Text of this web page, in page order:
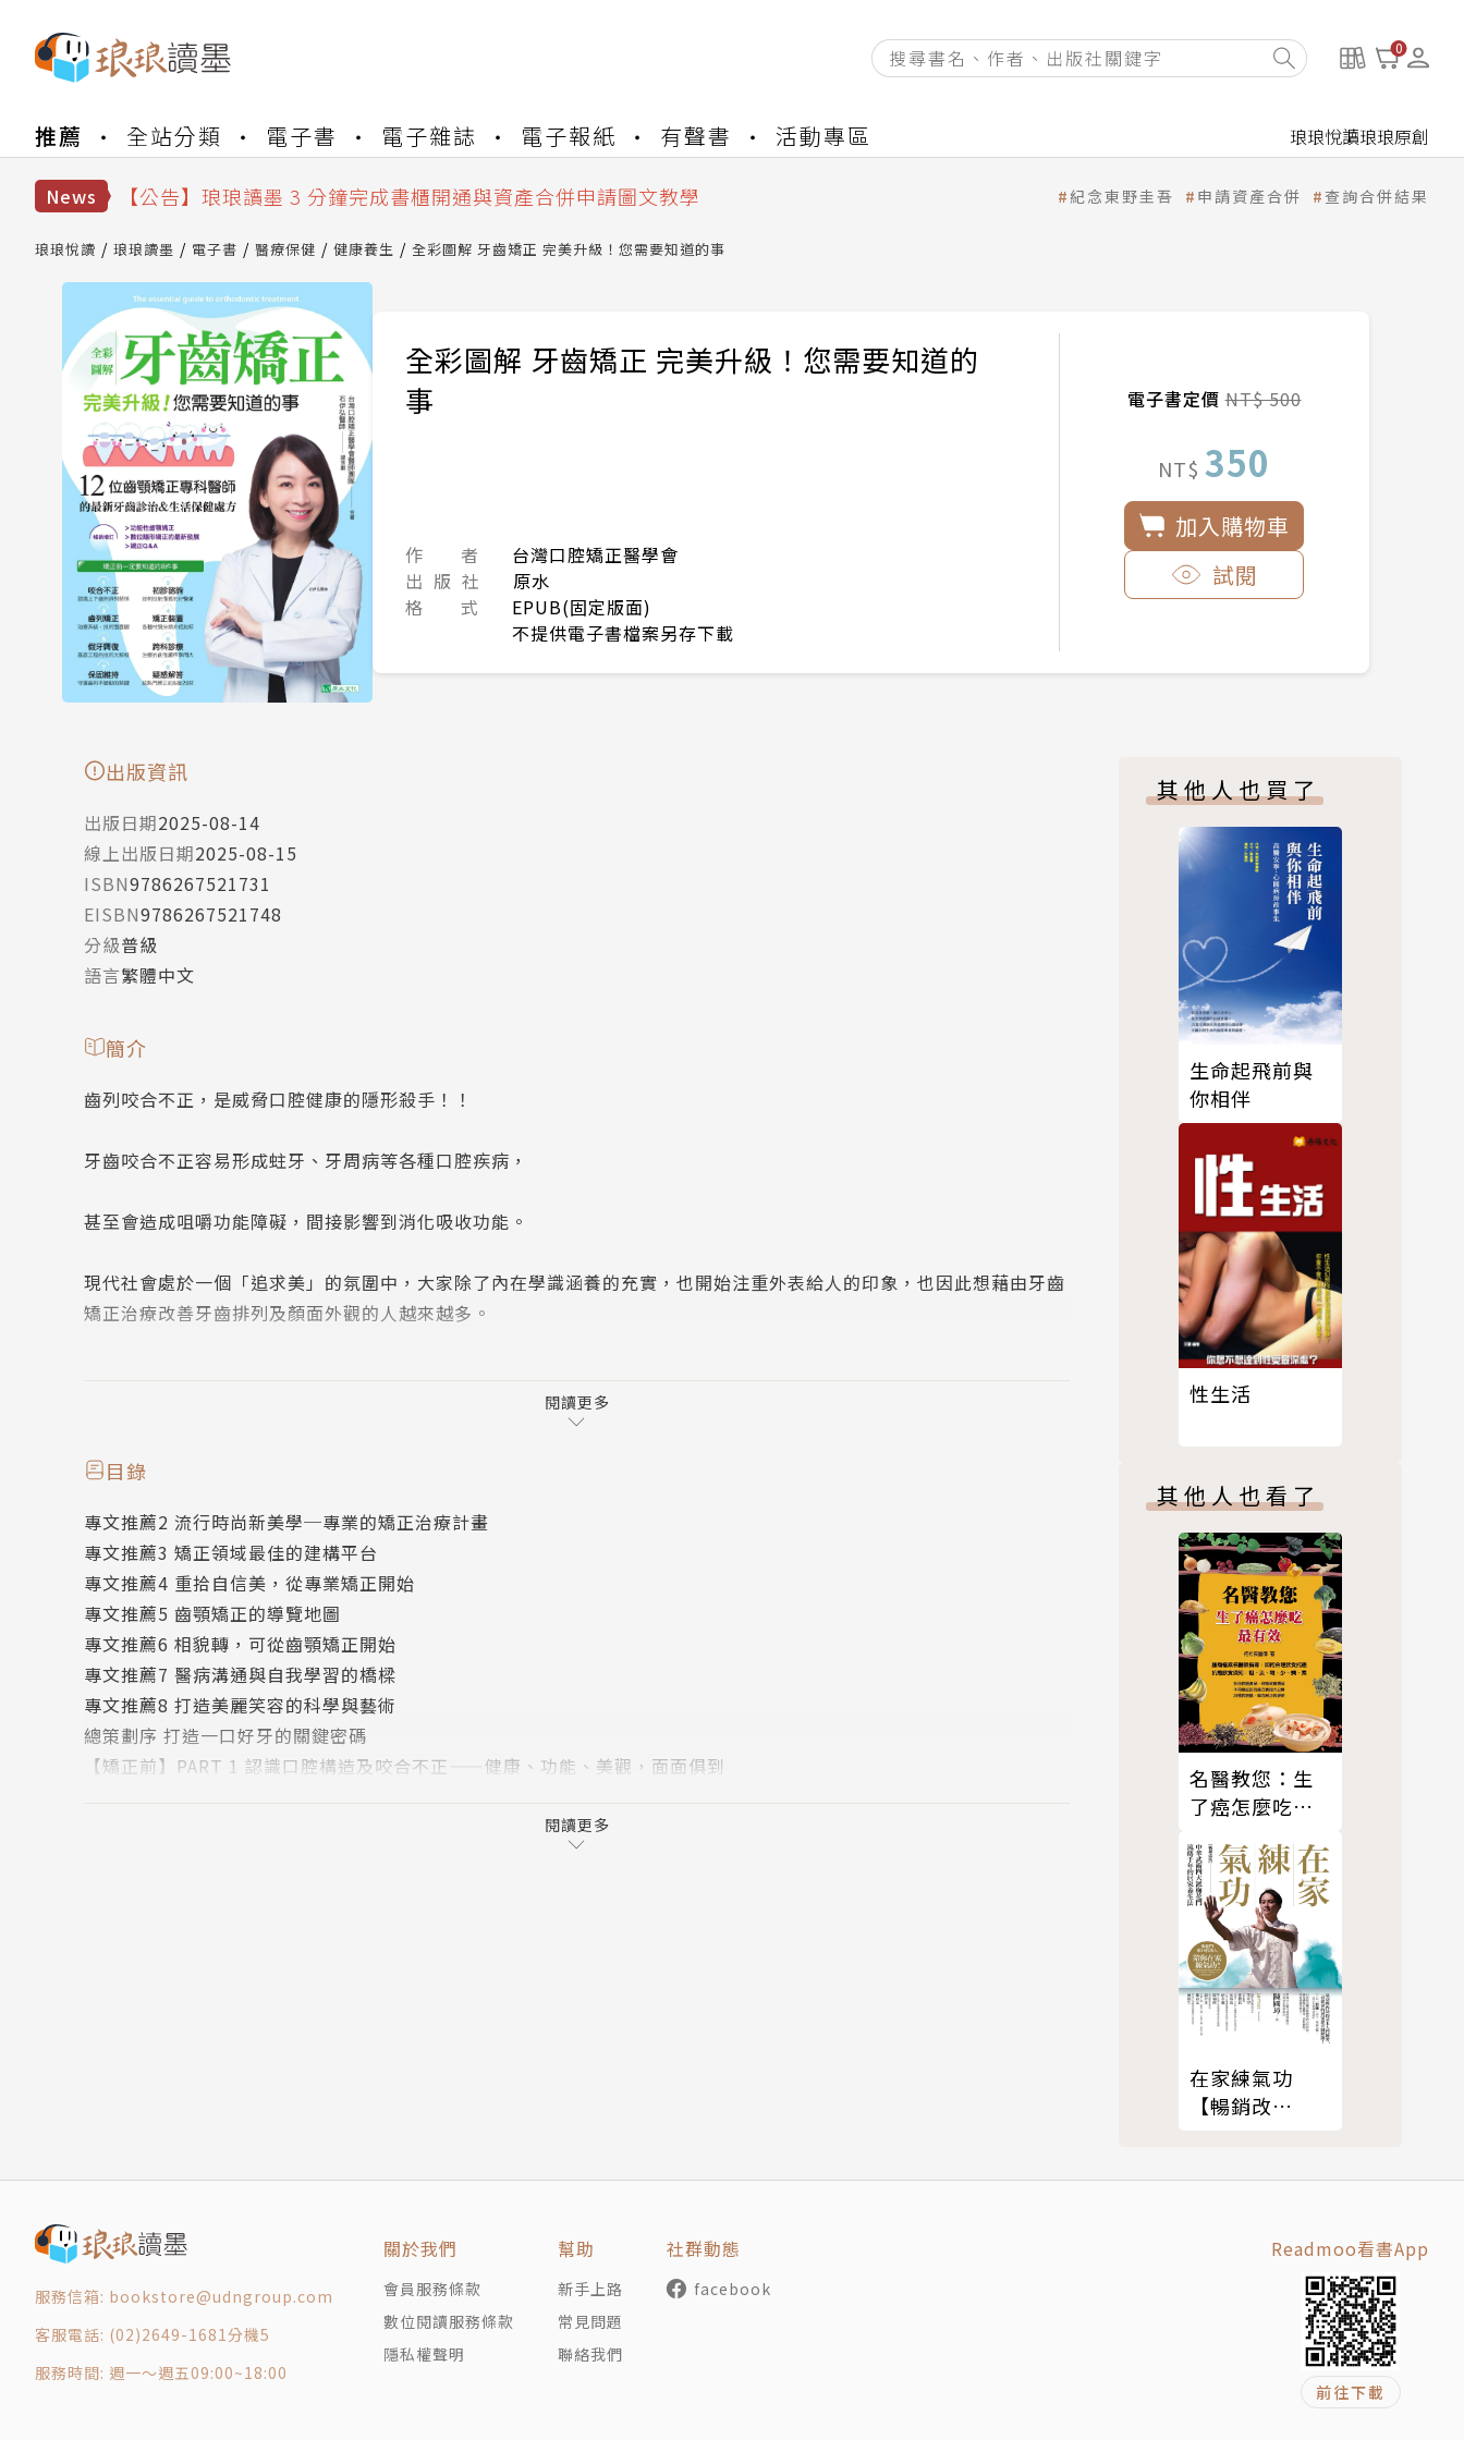
0
推薦 全站分類 電子書 電子雜誌 電子報紙 有聲書 活動專區 琅琅悅讀琅琅原創
News
【公告】琅琅讀墨數位閱讀資產合併與書櫃開通申請
【公告】琅琅讀墨 3 分鐘完成書櫃開通與資產合併申請圖文教學
【公告】琅琅讀墨數位閱讀資產合併與書櫃開通申請
紀念東野圭吾 申請資產合併 查詢合併結果
琅琅悅讀 琅琅讀墨 電子書 醫療保健 健康養生 全彩圖解 牙齒矯正 完美升級！您需要知道的事
全彩圖解 牙齒矯正 完美升級！您需要知道的
事
作 者
台灣口腔矯正醫學會
出 版 社
原水
格 式
EPUB(固定版面)
不提供電子書檔案另存下載
電子書定價NT$ 500
NT$ 350
加入購物車
試閱
出版資訊
出版日期2025-08-14
線上出版日期2025-08-15
ISBN9786267521731
EISBN9786267521748
分級普級
語言繁體中文
簡介
齒列咬合不正，是威脅口腔健康的隱形殺手！！
牙齒咬合不正容易形成蛀牙、牙周病等各種口腔疾病，
甚至會造成咀嚼功能障礙，間接影響到消化吸收功能。
現代社會處於一個「追求美」的氛圍中，大家除了內在學識涵養的充實，也開始注重外表給人的印象，也因此想藉由牙齒
矯正治療改善牙齒排列及顏面外觀的人越來越多。
照，可以讓一般大眾更清楚瞭解齒顎矯正治療的內容、治療的方式及進行流程。
本書針對暴牙、戽斗、上下顎骨發育有落差、蛀牙、缺牙、牙周病等問題，詳細解說暴牙、戽斗、齒列擁擠、前牙開咬等
同時貼心收集最常見的問答題，解說最適合矯正的年齡、如何尋找適合自己的醫師、矯正期間治療注意事項、維持器要帶
多久等相關問題，期望讀者透過本書能獲得最正確的診療資訊，建立良好的醫病溝通平台，重新展現自信美好的笑容。
★權威專家：作者群提供最正確的齒列矯正相關醫學知識，幫助您打造一口好牙，重新展現自信美好的笑容，提供最新醫
療診治技術大公開，教您正確掌握健齒的美麗方案。
★圖文並茂：全書以簡明易懂的圖文呈現，協助讀者理解在接受牙齒矯正治療前，能先瞭解牙齒矯正前後診治過程、最新
醫學常識與注意事項，促進患者與醫師之間充分合作，讓治療能更為通暢而有效率。
★關鍵詳解：特別規劃在矯正前、矯正期、矯正後的患者應該注意的診療及生活照護的關鍵細節，讓您能完全掌握恢復一
◎矯正期間【最正確的口腔清潔法】
◎矯正期間【有助齒列穩定的肌肉功能訓練法】
◎齒顎矯正【評估問卷】、【初步診斷與治療計畫】
◎【功能性齒顎】矯正&【數位隱形】矯正
閱讀更多
目錄
專文推薦2 流行時尚新美學─專業的矯正治療計畫
專文推薦3 矯正領域最佳的建構平台
專文推薦4 重拾自信美，從專業矯正開始
專文推薦5 齒顎矯正的導覽地圖
專文推薦6 相貌轉，可從齒顎矯正開始
專文推薦7 醫病溝通與自我學習的橋樑
專文推薦8 打造美麗笑容的科學與藝術
總策劃序 打造一口好牙的關鍵密碼
【矯正前】PART 1 認識口腔構造及咬合不正——健康、功能、美觀，面面俱到
遺傳
環境
咬合不正的缺點
2. 容易蛀牙
3. 引起牙周病
閱讀更多
其他人也買了
生命起飛前與
你相伴
性生活
其他人也看了
名醫教您：生
了癌怎麼吃最
在家練氣功
【暢銷改
門流傳千年的
服務信箱: bookstore@udngroup.com
客服電話: (02)2649-1681分機5
服務時間: 週一～週五09:00~18:00
關於我們
會員服務條款
數位閱讀服務條款
隱私權聲明
幫助
新手上路
常見問題
聯絡我們
社群動態
facebook
Readmoo看書App
前往下載